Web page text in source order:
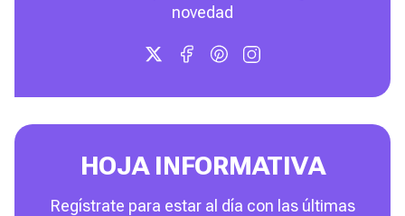
novedad
HOJA INFORMATIVA
Regístrate para estar al día con las últimas